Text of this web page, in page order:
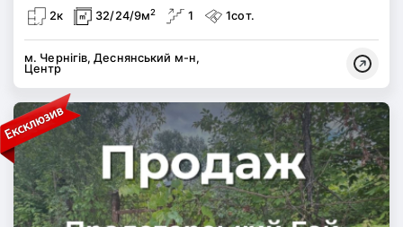
2к 32/24/9м2 1 1сот.
м. Чернігів, Деснянський м-н,
Центр